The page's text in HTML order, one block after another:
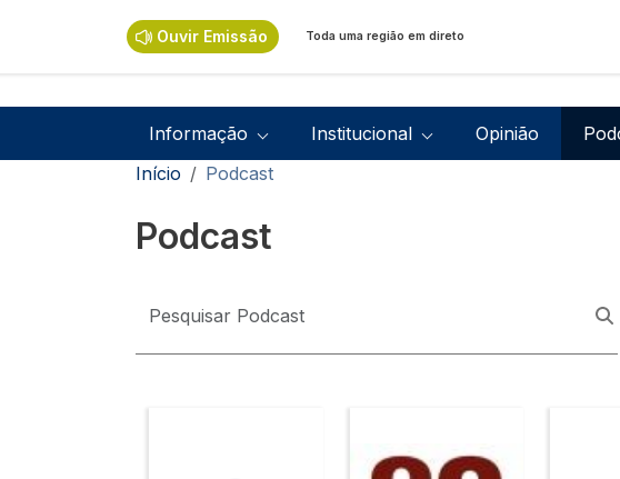
Ouvir Emissão Toda uma região em direto
Navegação principal
Informação Institucional Opinião
Navegação estrutural
Início Podcast
Podcast